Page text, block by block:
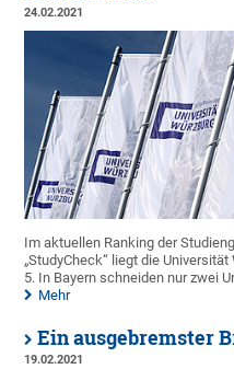
24.02.2021
Im aktuellen Ranking der
„StudyCheck“ liegt die
5. In Bayern schneiden nur zwei
Mehr
Ein ausgebremster
19.02.2021